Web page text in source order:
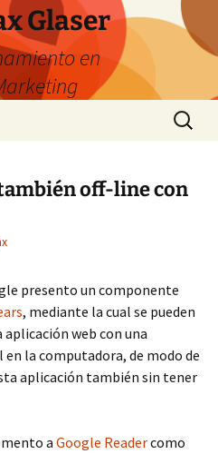
Glaser
en
Buscar:
off-line con
presento un componente
, mediante la cual se pueden
web con una
en la computadora, de modo de
aplicación también sin tener
a Google Readercomo